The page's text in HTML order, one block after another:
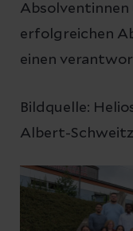
Absolventinnen
erfolgreichen
einen
Bildquelle:
Albert-